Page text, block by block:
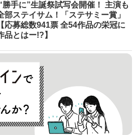
勝手に”生誕祭試写会開催！ 主演も
部ステイサム！「ステサミー賞」
応募総数941票 全54作品の栄冠に
品とはー!?】